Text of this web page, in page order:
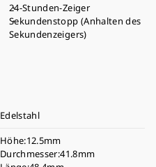
24-Stunden-Zeiger
Sekundenstopp (Anhalten des
Sekundenzeigers)
Edelstahl
Höhe:12.5mm
Durchmesser:41.8mm